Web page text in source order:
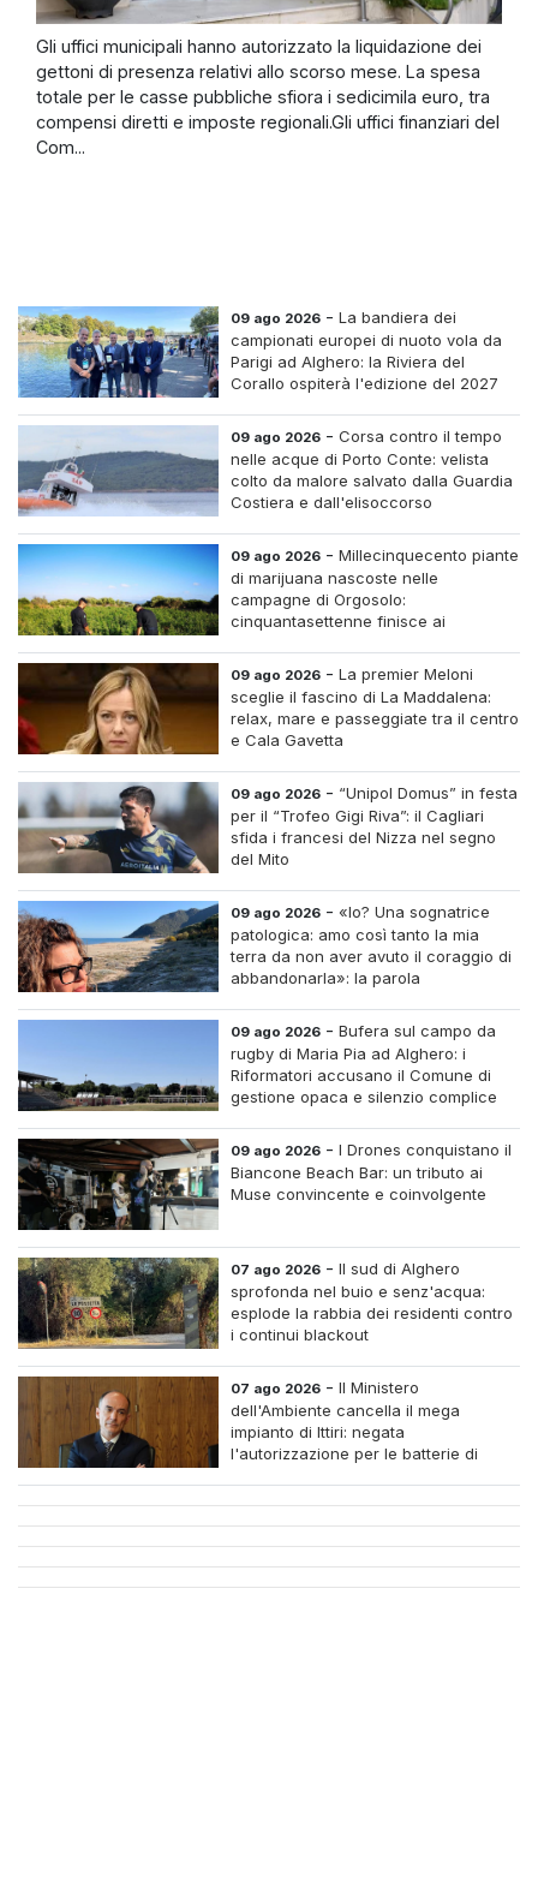
Gli uffici municipali hanno autorizzato la liquidazione dei
gettoni di presenza relativi allo scorso mese. La spesa
totale per le casse pubbliche sfiora i sedicimila euro, tra
compensi diretti e imposte regionali.Gli uffici finanziari del
Com...
09 ago 2026 -La bandiera dei
campionati europei di nuoto vola da
Parigi ad Alghero: la Riviera del
Corallo ospiterà l'edizione del 2027
09 ago 2026 -Corsa contro il tempo
nelle acque di Porto Conte: velista
colto da malore salvato dalla Guardia
Costiera e dall'elisoccorso
09 ago 2026 -Millecinquecento piante
di marijuana nascoste nelle
campagne di Orgosolo:
cinquantasettenne finisce ai
09 ago 2026 -La premier Meloni
sceglie il fascino di La Maddalena:
relax, mare e passeggiate tra il centro
e Cala Gavetta
09 ago 2026 - “Unipol Domus” in festa
per il “Trofeo Gigi Riva”: il Cagliari
sfida i francesi del Nizza nel segno
del Mito
09 ago 2026 - «Io? Una sognatrice
patologica: amo così tanto la mia
terra da non aver avuto il coraggio di
abbandonarla»: la parola
09 ago 2026 -Bufera sul campo da
rugby di Maria Pia ad Alghero: i
Riformatori accusano il Comune di
gestione opaca e silenzio complice
09 ago 2026 -I Drones conquistano il
Biancone Beach Bar: un tributo ai
Muse convincente e coinvolgente
07 ago 2026 -Il sud di Alghero
sprofonda nel buio e senz'acqua:
esplode la rabbia dei residenti contro
i continui blackout
07 ago 2026 -Il Ministero
dell'Ambiente cancella il mega
impianto di Ittiri: negata
l'autorizzazione per le batterie di